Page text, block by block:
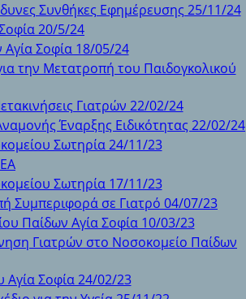
Συνθήκες Εφημέρευσης 25/11/24
20/5/24
Σοφία 18/05/24
την Μετατροπή του Παιδογκολικού
Γιατρών 22/02/24
Έναρξης Ειδικότητας 22/02/24
Σωτηρία 24/11/23
Σωτηρία 17/11/23
Συμπεριφορά σε Γιατρό 04/07/23
Παίδων Αγία Σοφία 10/03/23
Γιατρών στο Νοσοκομείο Παίδων
Σοφία 24/02/23